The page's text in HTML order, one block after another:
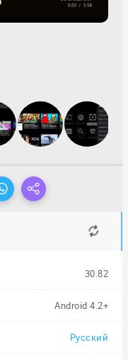
30.82
Android 4.2+
Русский